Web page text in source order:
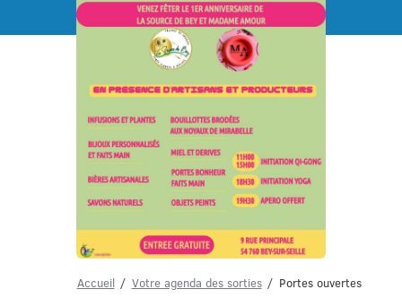
Menu
Accueil Votre agenda des sorties Portes ouvertes